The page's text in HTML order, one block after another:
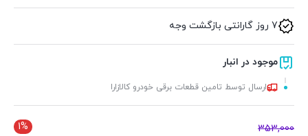
7 روز گارانتی بازگشت وجه
موجود در انبار
ارسال توسط تامین قطعات برقی خودرو کالازارا
1% 353,000